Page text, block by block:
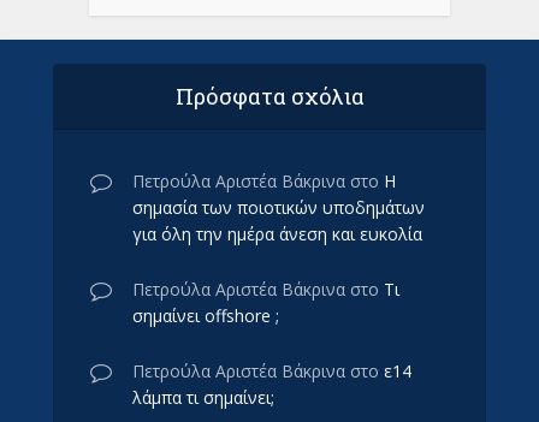
Πρόσφατα σχόλια
Πετρούλα Αριστέα Βάκρινα στο Η
σημασία των ποιοτικών υποδημάτων
για όλη την ημέρα άνεση και ευκολία
Πετρούλα Αριστέα Βάκρινα στο Τι
σημαίνει offshore ;
Πετρούλα Αριστέα Βάκρινα στο ε14
λάμπα τι σημαίνει;